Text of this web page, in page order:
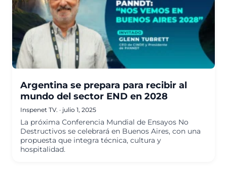
Argentina se prepara para recibir al
mundo del sector END en 2028
Inspenet TV. · julio 1, 2025
La próxima Conferencia Mundial de Ensayos No
Destructivos se celebrará en Buenos Aires, con una
propuesta que integra técnica, cultura y
hospitalidad.